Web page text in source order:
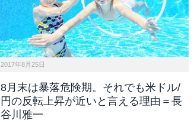
2017年8月25日
8月末は暴落危険期。それでも米ドル/
円の反転上昇が近いと言える理由＝長
谷川雅一